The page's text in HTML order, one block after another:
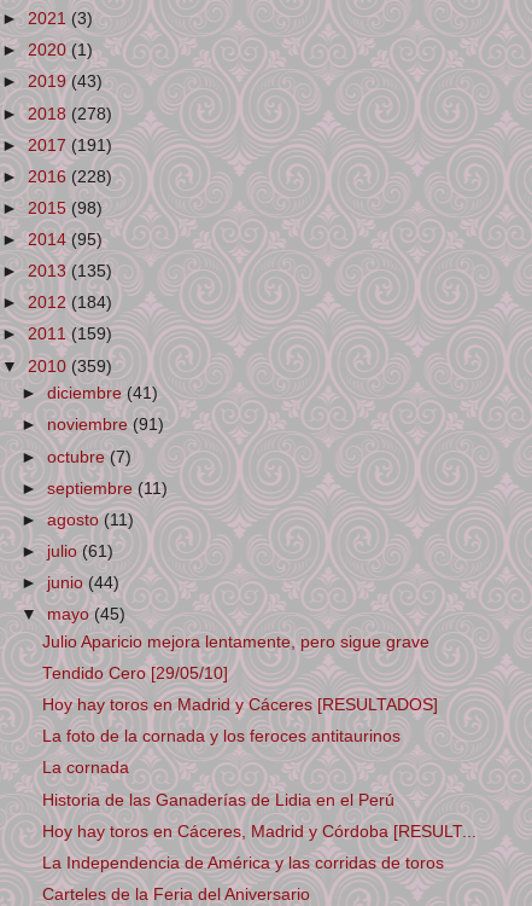
► 2021 (3)
►2020(1)
► 2019(43)
►2018 (278)
►2017 (191)
► 2016 (228)
► 2015(98)
►2014(95)
►2013(135)
►2012(184)
►2011(159)
▼2010 (359)
►diciembre(41)
►noviembre(91)
►octubre(7)
►septiembre(11)
►agosto(11)
►julio(61)
►junio(44)
▼mayo(45)
Julio Aparicio mejora lentamente, pero sigue grave
Tendido Cero [29/05/10]
Hoy hay toros en Madrid y Cáceres [RESULTADOS]
La foto de la cornada y los feroces antitaurinos
La cornada
Historia de las Ganaderías de Lidia en el Perú
Hoy hay toros en Cáceres, Madrid y Córdoba [RESULT...
La Independencia de América y las corridas de toros
Carteles de la Feria del Aniversario